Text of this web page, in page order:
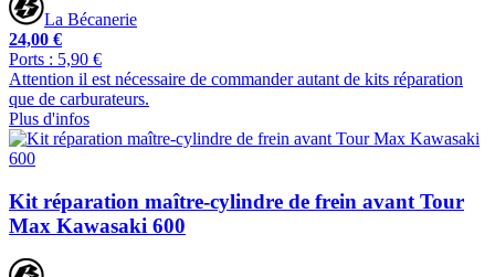
La Bécanerie
24,00 €
Ports : 5,90 €
Attention il est nécessaire de commander autant de kits réparation
que de carburateurs.
Plus d'infos
Kit réparation maître-cylindre de frein avant Tour
Max Kawasaki 600